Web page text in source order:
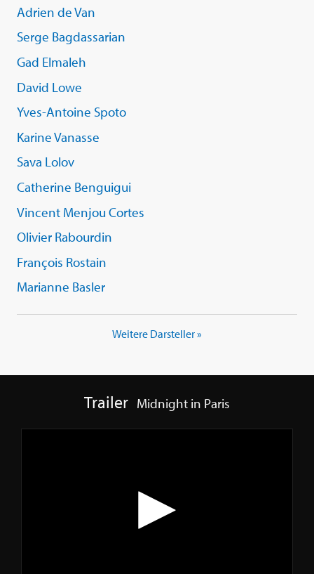
Adrien de Van
Serge Bagdassarian
Gad Elmaleh
David Lowe
Yves-Antoine Spoto
Karine Vanasse
Sava Lolov
Catherine Benguigui
Vincent Menjou Cortes
Olivier Rabourdin
François Rostain
Marianne Basler
Weitere Darsteller »
Trailer Midnight in Paris